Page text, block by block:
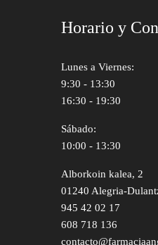
Horario y
Lunes a Viernes:
9:30 - 13:30
16:30 - 19:30
Sábado:
10:00 - 13:30
Alborkoin kalea, 2
01240 Alegria-
945 42 02 17
608 718 136